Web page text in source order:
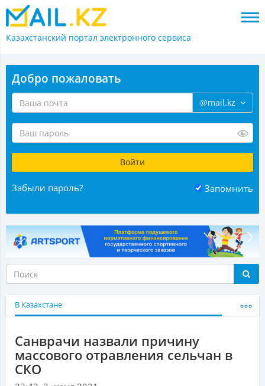
Казахстанский портал электронного сервиса
Добро пожаловать
@mail.kz
Забыли пароль? Запомнить
В Казахстане
Санврачи назвали причину
массового отравления сельчан в
СКО